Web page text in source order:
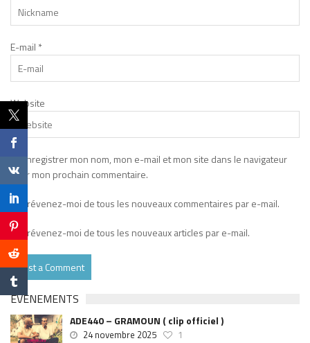
E-mail *
Website
Enregistrer mon nom, mon e-mail et mon site dans le navigateur
pour mon prochain commentaire.
Prévenez-moi de tous les nouveaux commentaires par e-mail.
Prévenez-moi de tous les nouveaux articles par e-mail.
EVÉNEMENTS
ADE440 – GRAMOUN ( clip officiel )
24 novembre 2025 1